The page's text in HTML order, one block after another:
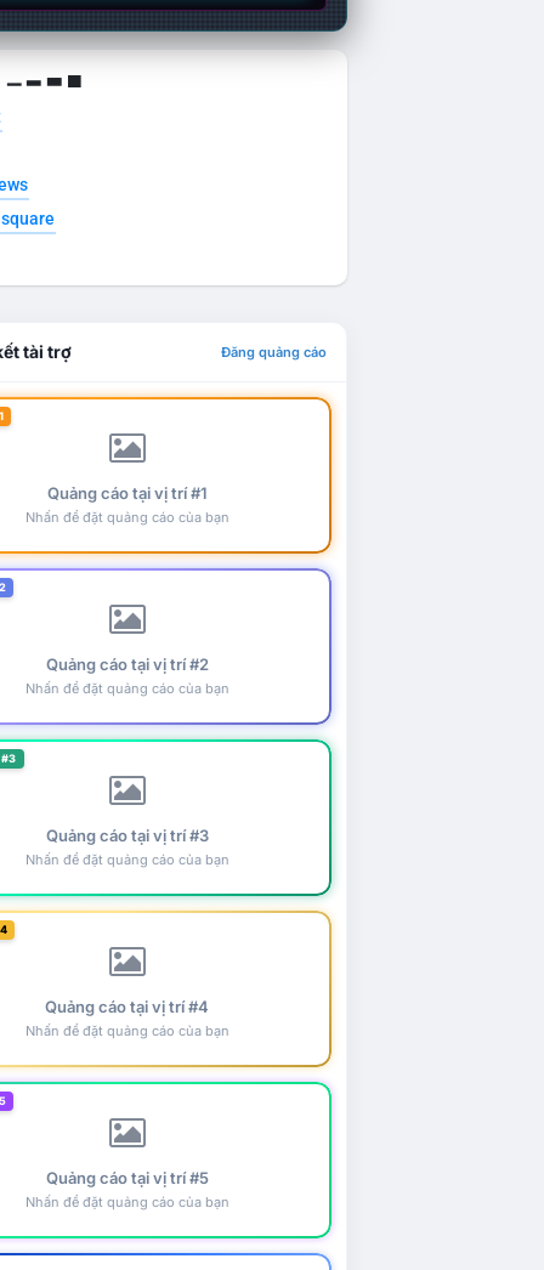
▁ ▂ ▃ ▄
tài trợ Đăng quảng cáo
Quảng cáo tại vị trí #1
Nhấn để đặt quảng cáo của bạn
Quảng cáo tại vị trí #2
Nhấn để đặt quảng cáo của bạn
Quảng cáo tại vị trí #3
Nhấn để đặt quảng cáo của bạn
Quảng cáo tại vị trí #4
Nhấn để đặt quảng cáo của bạn
Quảng cáo tại vị trí #5
Nhấn để đặt quảng cáo của bạn